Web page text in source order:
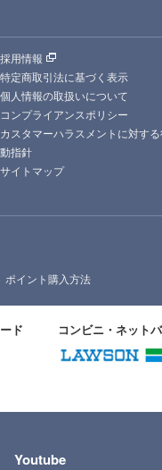
採用情報
特定商取引法に基づく表示
個人情報の取扱いについて
コンプライアンスポリシー
カスタマーハラスメントに対す
動指針
サイトマップ
ポイント購入方法
ド コンビニ・ネット
Youtube